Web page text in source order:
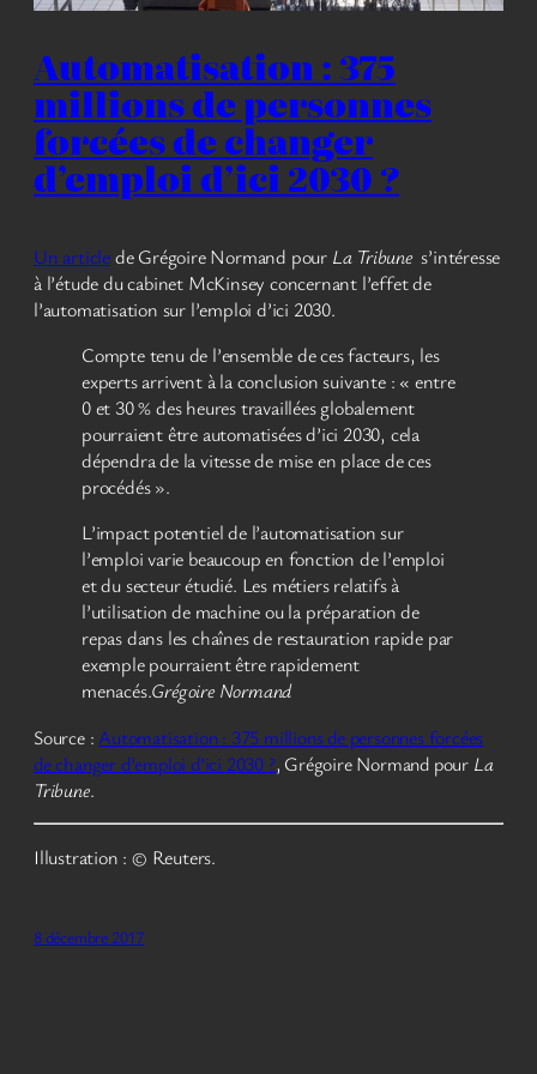
Automatisation : 375
millions de personnes
forcées de changer
d’emploi d’ici 2030 ?
Un articlede Grégoire Normand pour La Tribunes’intéresse
à l’étude du cabinet McKinsey concernant l’effet de
l’automatisation sur l’emploi d’ici 2030.
Compte tenu de l’ensemble de ces facteurs, les
experts arrivent à la conclusion suivante : « entre
0 et 30 % des heures travaillées globalement
pourraient être automatisées d’ici 2030, cela
dépendra de la vitesse de mise en place de ces
procédés ».
L’impact potentiel de l’automatisation sur
l’emploi varie beaucoup en fonction de l’emploi
et du secteur étudié. Les métiers relatifs à
l’utilisation de machine ou la préparation de
repas dans les chaînes de restauration rapide par
exemple pourraient être rapidement
menacés.Grégoire Normand
Source : Automatisation : 375 millions de personnes forcées
de changer d’emploi d’ici 2030 ?, Grégoire Normand pour La
Tribune.
Illustration : © Reuters.
8 décembre 2017